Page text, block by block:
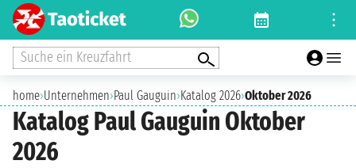
Suche ein Kreuzfahrt
home›Unternehmen›Paul Gauguin›Katalog 2026›Oktober 2026
Katalog Paul Gauguin Oktober
2026